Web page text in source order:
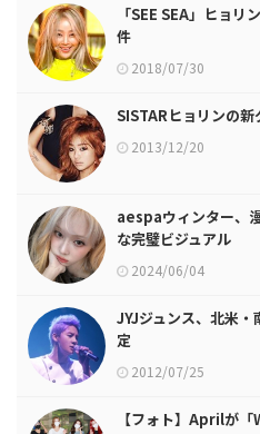
「SEE SEA」ヒョ
件
2018/07/30
SISTARヒョリンの
2013/12/20
aespaウィンター、
な完璧ビジュアル
2024/06/04
JYJジュンス、北米
定
2012/07/25
【フォト】Aprilが